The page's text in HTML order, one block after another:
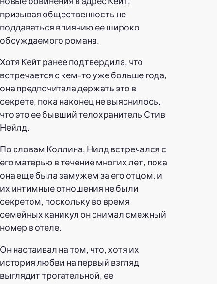
призывая общественность не
поддаваться влиянию ее широко
обсуждаемого романа.
Хотя Кейт ранее подтвердила, что
встречается с кем-то уже больше года,
она предпочитала держать это в
секрете, пока наконец не выяснилось,
что это ее бывший телохранитель Стив
Нейлд.
По словам Коллина, Нилд встречался с
его матерью в течение многих лет, пока
она еще была замужем за его отцом, и
их интимные отношения не были
секретом, поскольку во время
семейных каникул он снимал смежный
номер в отеле.
Он настаивал на том, что, хотя их
история любви на первый взгляд
выглядит трогательной, ее